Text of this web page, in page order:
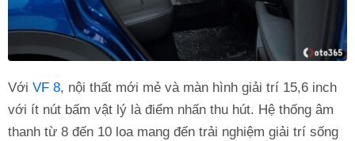
Với VF 8, nội thất mới mẻ và màn hình giải trí 15,6 inch
với ít nút bấm vật lý là điểm nhấn thu hút. Hệ thống âm
thanh từ 8 đến 10 loa mang đến trải nghiệm giải trí sống